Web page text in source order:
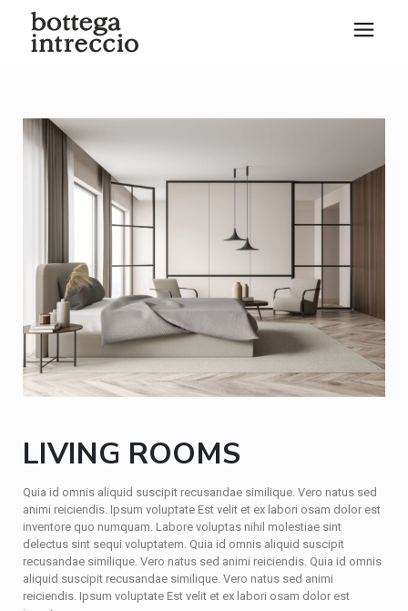
LIVING ROOMS
Quia id omnis aliquid suscipit recusandae similique. Vero natus sed
animi reiciendis. Ipsum voluptate Est velit et ex labori osam dolor est
inventore quo numquam. Labore voluptas nihil molestiae sint
delectus sint sequi voluptatem. Quia id omnis aliquid suscipit
recusandae similique. Vero natus sed animi reiciendis. Quia id omnis
aliquid suscipit recusandae similique. Vero natus sed animi
reiciendis. Ipsum voluptate Est velit et ex labori osam dolor est